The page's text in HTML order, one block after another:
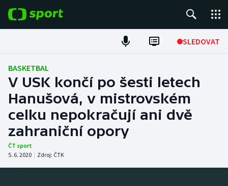
SLEDOVAT
Fotbal
Hokej
Tenis
Atletika
BASKETBAL
V USK končí po šesti letech
Hanušová, v mistrovském
celku nepokračují ani dvě
zahraniční opory
ČT sport
5. 6. 2020 | Zdroj: ČTK